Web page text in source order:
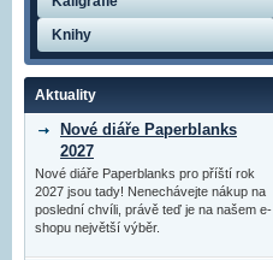
Knihy
Aktuality
Nové diáře Paperblanks
2027
Nové diáře Paperblanks pro příští rok
2027 jsou tady! Nenechávejte nákup na
poslední chvíli, právě teď je na našem e-
shopu největší výběr.